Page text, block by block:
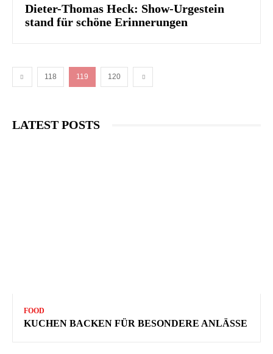
Dieter-Thomas Heck: Show-Urgestein
stand für schöne Erinnerungen
118 119 120
LATEST POSTS
FOOD
KUCHEN BACKEN FÜR BESONDERE ANLÄSSE